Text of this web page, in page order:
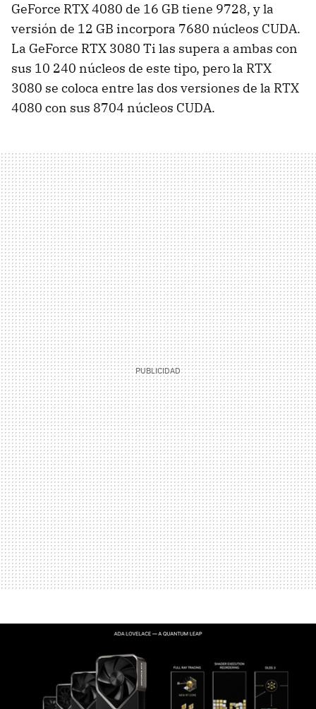
GeForce RTX 4080 de 16 GB tiene 9728, y la
versión de 12 GB incorpora 7680 núcleos CUDA.
La GeForce RTX 3080 Ti las supera a ambas con
sus 10 240 núcleos de este tipo, pero la RTX
3080 se coloca entre las dos versiones de la RTX
4080 con sus 8704 núcleos CUDA.